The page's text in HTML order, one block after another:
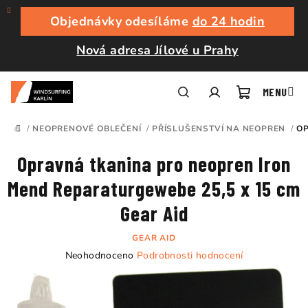
Přejít
obsah
Objednávky odesíláme do 24 hodin
Nová adresa Jílové u Prahy
košík
DOMŮ
/ NEOPRENOVÉ OBLEČENÍ / PŘÍSLUŠENSTVÍ NA NEOPREN /
Opravná tkanina pro neopren Iron
Mend Reparaturgewebe 25,5 x 15 cm
Gear Aid
GEAR AID
Průměrné
Neohodnoceno Podrobnosti hodnocení